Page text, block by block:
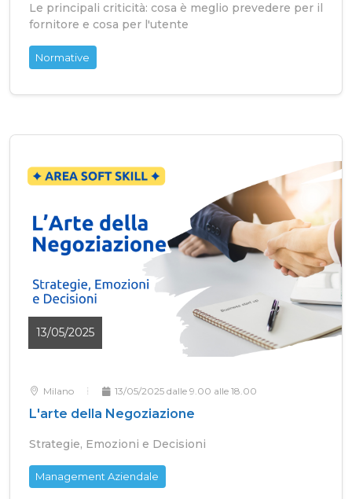
Le principali criticità: cosa è meglio prevedere per il
fornitore e cosa per l'utente
Normative
13/05/2025
Milano 13/05/2025 dalle 9.00 alle 18.00
L'arte della Negoziazione
Strategie, Emozioni e Decisioni
Management Aziendale